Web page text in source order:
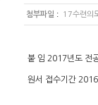
첨부파일 : 17수련의
붙 임 2017년도 전
원서 접수기간